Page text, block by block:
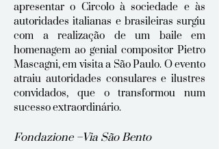
apresentar o Circolo à sociedade e às
autoridades italianas e brasileiras surgiu
com a realização de um baile em
homenagem ao genial compositor Pietro
Mascagni, em visita a São Paulo. O evento
atraiu autoridades consulares e ilustres
convidados, que o transformou num
sucesso extraordinário.
Fondazione –Via São Bento